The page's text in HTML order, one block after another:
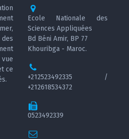
ce
Ecole Nationale des
Sciences Appliquées
Bd Béni Amir, BP 77
Khouribga - Maroc.
+212523492335 /
+212618534372
0523492339